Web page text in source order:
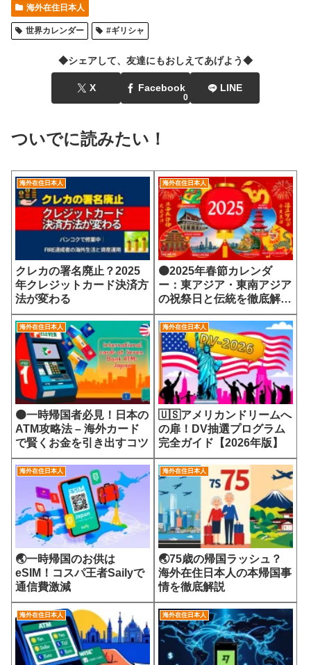
海外在住日本人
世界カレンダー #ギリシャ
◆シェアして、友達にもおしえてあげよう◆
X Facebook
0
LINE
ついでに読みたい！
海外在住日本人
クレカの署名廃止？2025
年クレジットカード決済方
法が変わる
海外在住日本人
🟠2025年春節カレンダ
ー：東アジア・東南アジア
の祝祭日と伝統を徹底解
説！
海外在住日本人
🟠一時帰国者必見！日本の
ATM攻略法 – 海外カード
で賢くお金を引き出すコツ
海外在住日本人
🇺🇸アメリカンドリームへ
の扉！DV抽選プログラム
完全ガイド【2026年版】
海外在住日本人
🌏一時帰国のお供は
eSIM！コスパ王者Sailyで
通信費激減
海外在住日本人
🌏75歳の帰国ラッシュ？
海外在住日本人の本帰国事
情を徹底解説
海外在住日本人 海外在住日本人